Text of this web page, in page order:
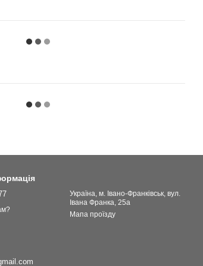
Українa, м. Івано-Франківськ, вул.
Івана Франка, 25а
Мапа проїзду